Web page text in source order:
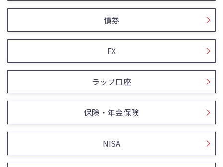
債券
FX
ラップ口座
保険・年金保険
NISA